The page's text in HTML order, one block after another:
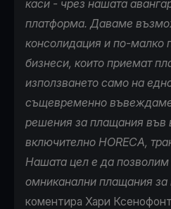
каси - чрез нашата
платформа. Даваме
консолидация и по-малко
бизнеси, които приемат
използването само на
същевременно
решения за плащания във
включително HORECA,
Нашата цел е да
омниканални плащания за
коментира Хари